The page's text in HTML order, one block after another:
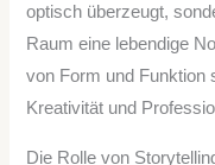
optisch überzeugt,
Raum eine lebendige
von Form und Funktion
Kreativität und
Die Rolle von